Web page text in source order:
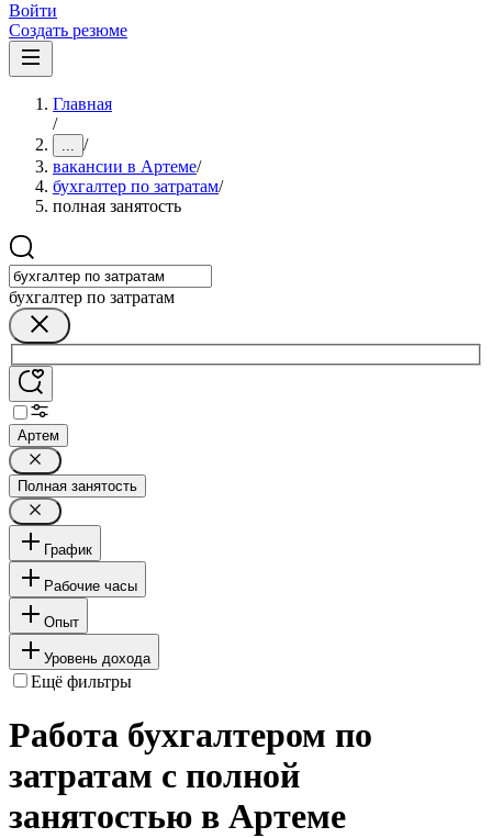
Войти
Создать резюме
Главная
/
... /
вакансии в Артеме/
бухгалтер по затратам/
полная занятость
бухгалтер по затратам
Артем
Полная занятость
График
Рабочие часы
Опыт
Уровень дохода
Ещё фильтры
Работа бухгалтером по
затратам с полной
занятостью в Артеме